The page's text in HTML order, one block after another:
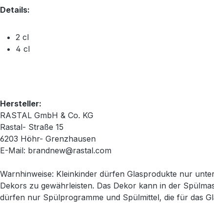
Details:
2 cl
4 cl
Hersteller:
RASTAL GmbH & Co. KG
Rastal- Straße 15
6203 Höhr- Grenzhausen
E-Mail: brandnew@rastal.com
Warnhinweise: Kleinkinder dürfen Glasprodukte nur
Dekors zu gewährleisten. Das Dekor kann in der
dürfen nur Spülprogramme und Spülmittel, die für das